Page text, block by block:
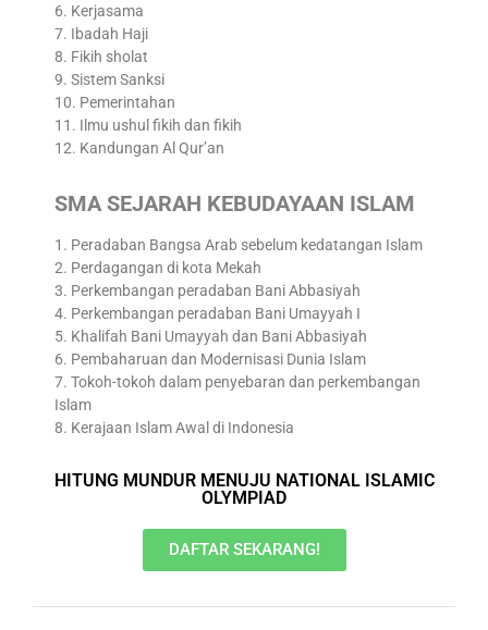
6. Kerjasama
7. Ibadah Haji
8. Fikih sholat
9. Sistem Sanksi
10. Pemerintahan
11. Ilmu ushul fikih dan fikih
12. Kandungan Al Qur’an
SMA SEJARAH KEBUDAYAAN ISLAM
1. Peradaban Bangsa Arab sebelum kedatangan Islam
2. Perdagangan di kota Mekah
3. Perkembangan peradaban Bani Abbasiyah
4. Perkembangan peradaban Bani Umayyah I
5. Khalifah Bani Umayyah dan Bani Abbasiyah
6. Pembaharuan dan Modernisasi Dunia Islam
7. Tokoh-tokoh dalam penyebaran dan perkembangan
Islam
8. Kerajaan Islam Awal di Indonesia
HITUNG MUNDUR MENUJU NATIONAL ISLAMIC
OLYMPIAD
DAFTAR SEKARANG!